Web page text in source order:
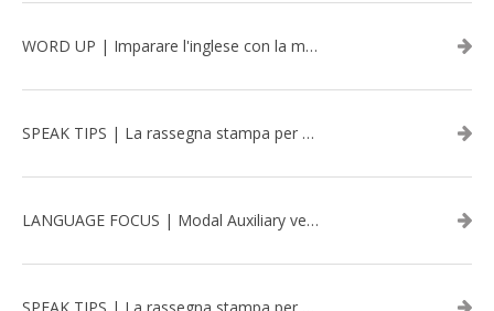
WORD UP | Imparare l'inglese con la musica: David Bowie
SPEAK TIPS | La rassegna stampa per migliorare l’inglese - aprile 2026
LANGUAGE FOCUS | Modal Auxiliary verbs in the past